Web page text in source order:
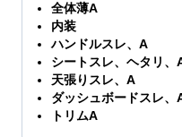
全体薄A
内装
ハンドルスレ、A
シートスレ、ヘタリ、
天張りスレ、A
ダッシュボードスレ、
トリムA